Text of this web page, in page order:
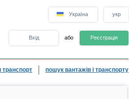
Україна укр
Вхід або Реєстрація
транспорт пошук вантажів і транспорту